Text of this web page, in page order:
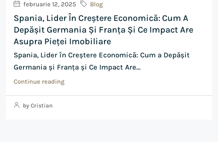
februarie 12, 2025 Blog
Spania, Lider În Creștere Economică: Cum A
Depășit Germania Și Franța Și Ce Impact Are
Asupra Pieței Imobiliare
Spania, Lider în Creștere Economică: Cum a Depășit
Germania și Franța și Ce Impact Are...
Continue reading
by Cristian